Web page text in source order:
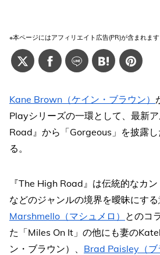
※本ページにはアフィリエイト広告(PR)が含まれます
Kane Brown（ケイン・ブラウン）
Playシリーズの一環として、最新
Road』から「Gorgeous」を披露
る。
『The High Road』は伝統的なカ
などのジャンルの境界を曖昧にする
Marshmello（マシュメロ） とのコ
た「Miles On It」の他にも妻の
ン・ブラウン）、 Brad Paisley（ブ